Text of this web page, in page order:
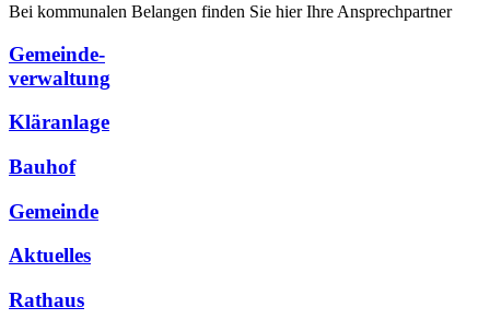
Bei kommunalen Belangen finden Sie hier Ihre Ansprechpartner
Gemeinde-
verwaltung
Kläranlage
Bauhof
Gemeinde
Aktuelles
Rathaus